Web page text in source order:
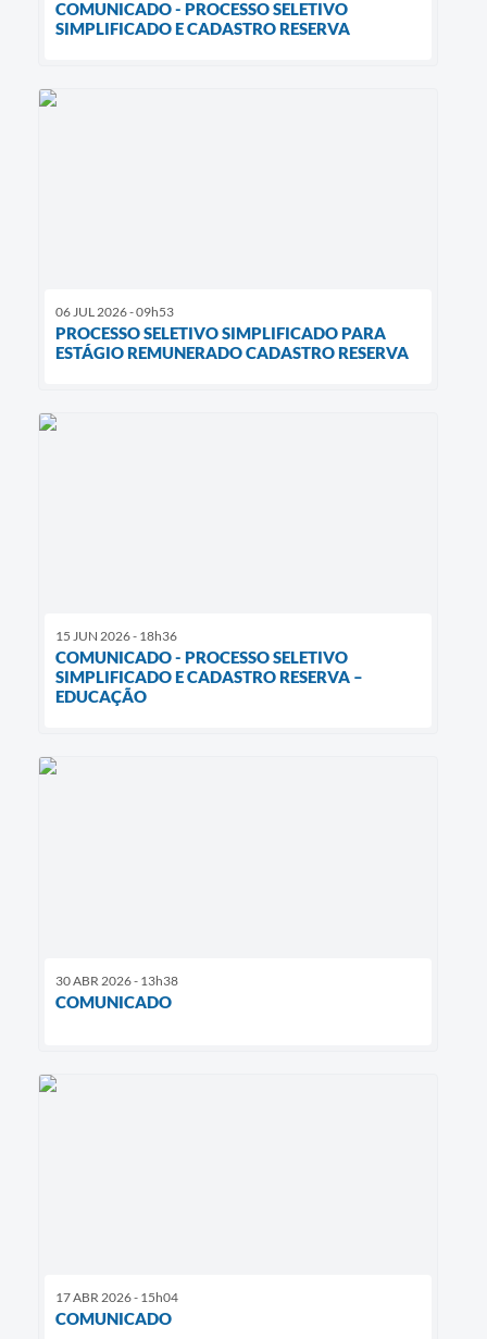
COMUNICADO - PROCESSO SELETIVO
SIMPLIFICADO E CADASTRO RESERVA
06 JUL 2026 - 09h53
PROCESSO SELETIVO SIMPLIFICADO PARA
ESTÁGIO REMUNERADO CADASTRO RESERVA
15 JUN 2026 - 18h36
COMUNICADO - PROCESSO SELETIVO
SIMPLIFICADO E CADASTRO RESERVA –
EDUCAÇÃO
30 ABR 2026 - 13h38
COMUNICADO
17 ABR 2026 - 15h04
COMUNICADO